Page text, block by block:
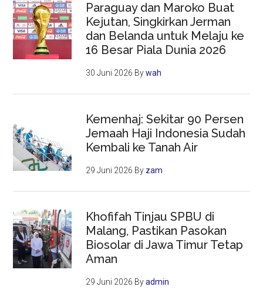
Paraguay dan Maroko Buat
Kejutan, Singkirkan Jerman
dan Belanda untuk Melaju ke
16 Besar Piala Dunia 2026
30 Juni 2026 Bywah
Kemenhaj: Sekitar 90 Persen
Jemaah Haji Indonesia Sudah
Kembali ke Tanah Air
29 Juni 2026 By zam
Khofifah Tinjau SPBU di
Malang, Pastikan Pasokan
Biosolar di Jawa Timur Tetap
Aman
29 Juni 2026 Byadmin